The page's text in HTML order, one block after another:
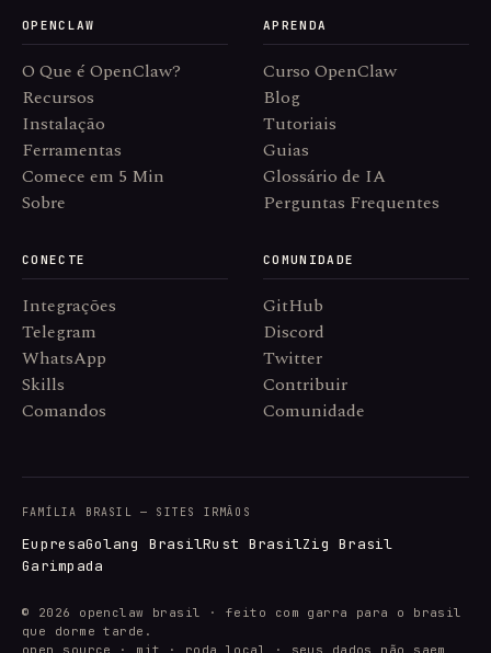
OPENCLAW
O Que é OpenClaw?
Recursos
Instalação
Ferramentas
Comece em 5 Min
Sobre
APRENDA
Curso OpenClaw
Blog
Tutoriais
Guias
Glossário de IA
Perguntas Frequentes
CONECTE
Integrações
Telegram
WhatsApp
Skills
Comandos
COMUNIDADE
GitHub
Discord
Twitter
Contribuir
Comunidade
FAMÍLIA BRASIL — SITES IRMÃOS
EupresaGolang BrasilRust BrasilZig Brasil
Garimpada
© 2026 openclaw brasil · feito com garra para o brasil
que dorme tarde.
open source · mit · roda local · seus dados não saem